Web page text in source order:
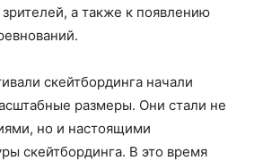
а также к появлению
скейтбординга начали
размеры. Они стали не
но и настоящими
скейтбординга. В это время